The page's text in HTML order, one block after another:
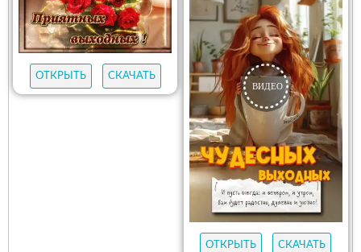
ОТКРЫТЬ СКАЧАТЬ
ОТКРЫТЬ СКАЧАТЬ